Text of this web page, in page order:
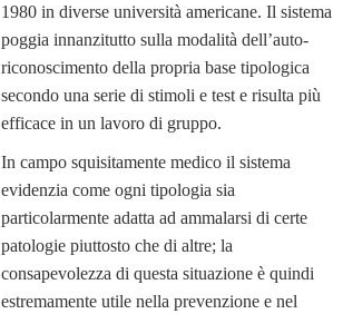
1980 in diverse università americane. Il sistema
poggia innanzitutto sulla modalità dell’auto-
riconoscimento della propria base tipologica
secondo una serie di stimoli e test e risulta più
efficace in un lavoro di gruppo.
In campo squisitamente medico il sistema
evidenzia come ogni tipologia sia
particolarmente adatta ad ammalarsi di certe
patologie piuttosto che di altre; la
consapevolezza di questa situazione è quindi
estremamente utile nella prevenzione e nel